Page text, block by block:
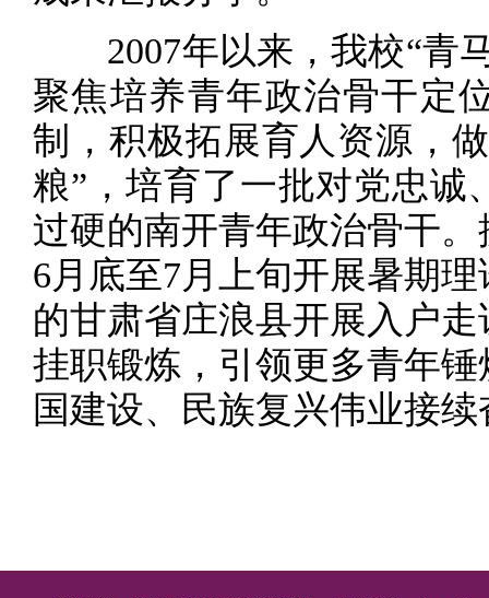
2007年以来，我校“青
聚焦培养青年政治骨干定
制，积极拓展育人资源，
粮”，培育了一批对党忠诚
过硬的南开青年政治骨干
6月底至7月上旬开展暑期
的甘肃省庄浪县开展入户
挂职锻炼，引领更多青年
国建设、民族复兴伟业接续